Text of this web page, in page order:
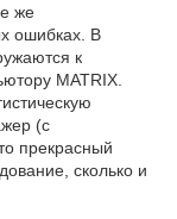
же
ошибках. В
к
MATRIX.
(с
прекрасный
сколько и